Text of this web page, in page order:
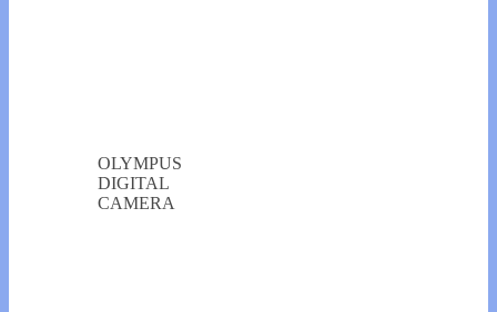
OLYMPUS
DIGITAL
CAMERA